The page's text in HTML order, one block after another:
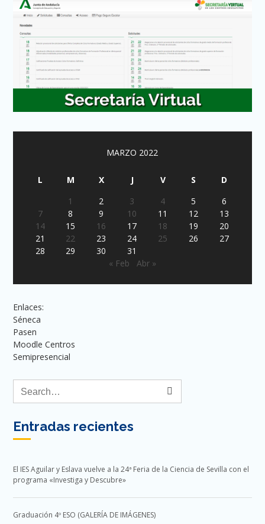
MARZO 2022
L M X J V S
D
1
2 3 4 5
6
7
8 9 10 11 12
13
14
15 16 17 18 19
20
21
22 23 24 25 26
27
28
29 30
31
« Feb
Abr »
Enlaces:
Séneca
Pasen
Moodle Centros
Semipresencial
Entradas recientes
El IES Aguilar y Eslava vuelve a la 24ª Feria de la Ciencia de Sevilla con el
programa «Investiga y Descubre»
Graduación 4º ESO (GALERÍA DE IMÁGENES)